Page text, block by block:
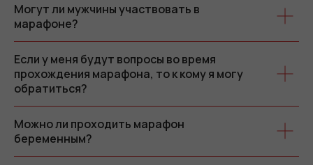
Могут ли мужчины участвовать в
марафоне?
Если у меня будут вопросы во время
прохождения марафона, то к кому я могу
обратиться?
Можно ли проходить марафон
беременным?